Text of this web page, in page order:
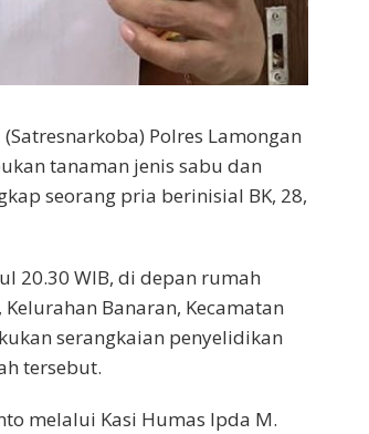
Polres Lamongan
tanaman jenis sabu dan
seorang pria berinisial BK, 28,
20.30 WIB, di depan rumah
Banaran, Kecamatan
serangkaian penyelidikan
tersebut.
melalui Kasi Humas Ipda M.